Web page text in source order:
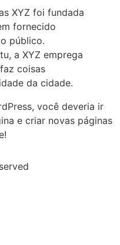
XYZ foi fundada
fornecido
público.
a XYZ emprega
coisas
da cidade.
você deveria ir
e criar novas páginas